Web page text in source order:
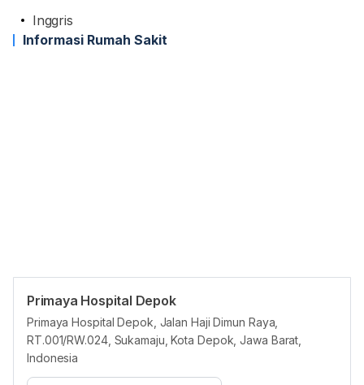
Inggris
Informasi Rumah Sakit
Primaya Hospital Depok
Primaya Hospital Depok, Jalan Haji Dimun Raya,
RT.001/RW.024, Sukamaju, Kota Depok, Jawa Barat,
Indonesia
Jam reguler
Senin 00:00 - 23:45